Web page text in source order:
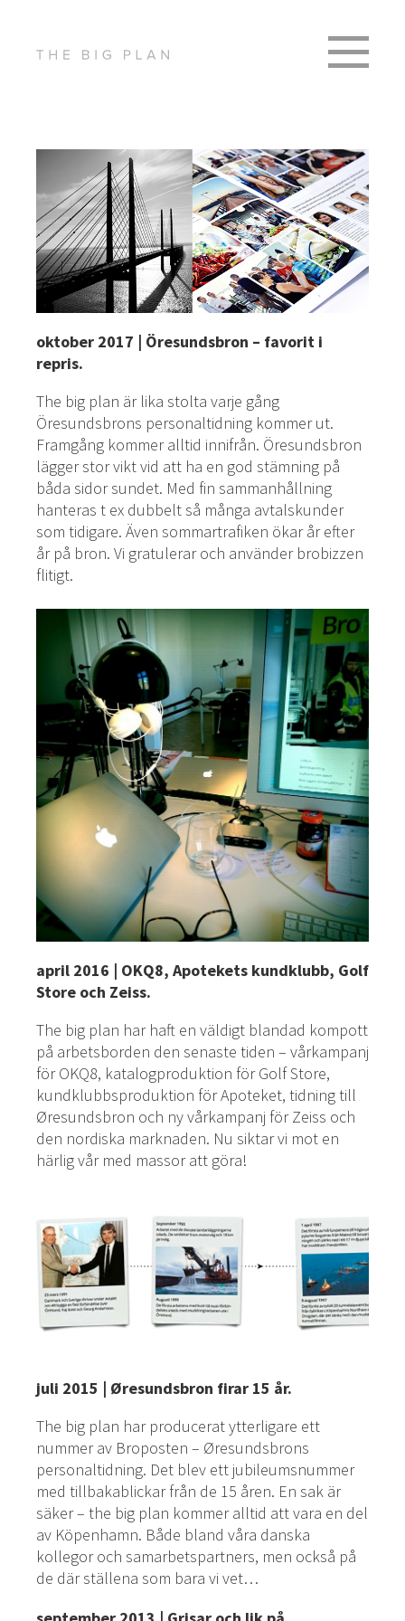
oktober 2017 | Öresundsbron – favorit i
repris.
The big plan är lika stolta varje gång
Öresundsbrons personaltidning kommer ut.
Framgång kommer alltid innifrån. Öresundsbron
lägger stor vikt vid att ha en god stämning på
båda sidor sundet. Med fin sammanhållning
hanteras t ex dubbelt så många avtalskunder
som tidigare. Även sommartrafiken ökar år efter
år på bron. Vi gratulerar och använder brobizzen
flitigt.
april 2016 | OKQ8, Apotekets kundklubb, Golf
Store och Zeiss.
The big plan har haft en väldigt blandad kompott
på arbetsborden den senaste tiden – vårkampanj
för OKQ8, katalogproduktion för Golf Store,
kundklubbsproduktion för Apoteket, tidning till
Øresundsbron och ny vårkampanj för Zeiss och
den nordiska marknaden. Nu siktar vi mot en
härlig vår med massor att göra!
juli 2015 | Øresundsbron firar 15 år.
The big plan har producerat ytterligare ett
nummer av Broposten – Øresundsbrons
personaltidning. Det blev ett jubileumsnummer
med tillbakablickar från de 15 åren. En sak är
säker – the big plan kommer alltid att vara en del
av Köpenhamn. Både bland våra danska
kollegor och samarbetspartners, men också på
de där ställena som bara vi vet…